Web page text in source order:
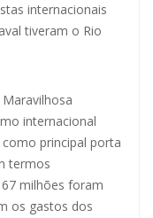
internacionais
tiveram o Rio
internacional
principal porta
termos
milhões foram
os gastos dos